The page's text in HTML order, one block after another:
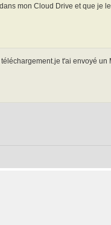
mon Cloud Drive et que je
t'ai envoyé un